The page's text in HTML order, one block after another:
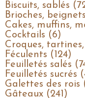
Biscuits, sablés
Brioches,
Cakes, muffins,
Cocktails (6)
Croques,
Féculents (124)
Feuilletés salés
Feuilletés sucrés
Galettes des rois
Gâteaux (241)